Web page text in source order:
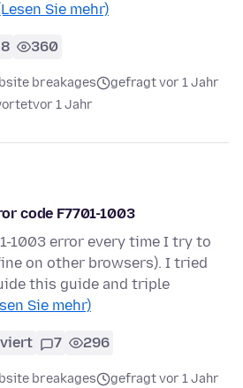
Sie mehr)
8 360
breakages
gefragt vor 1 Jahr
vor 1 Jahr
code F7701-1003
1003 error every time I try to
on other browsers). I tried
this guide and triple
Sie mehr)
7 296
breakages
gefragt vor 1 Jahr